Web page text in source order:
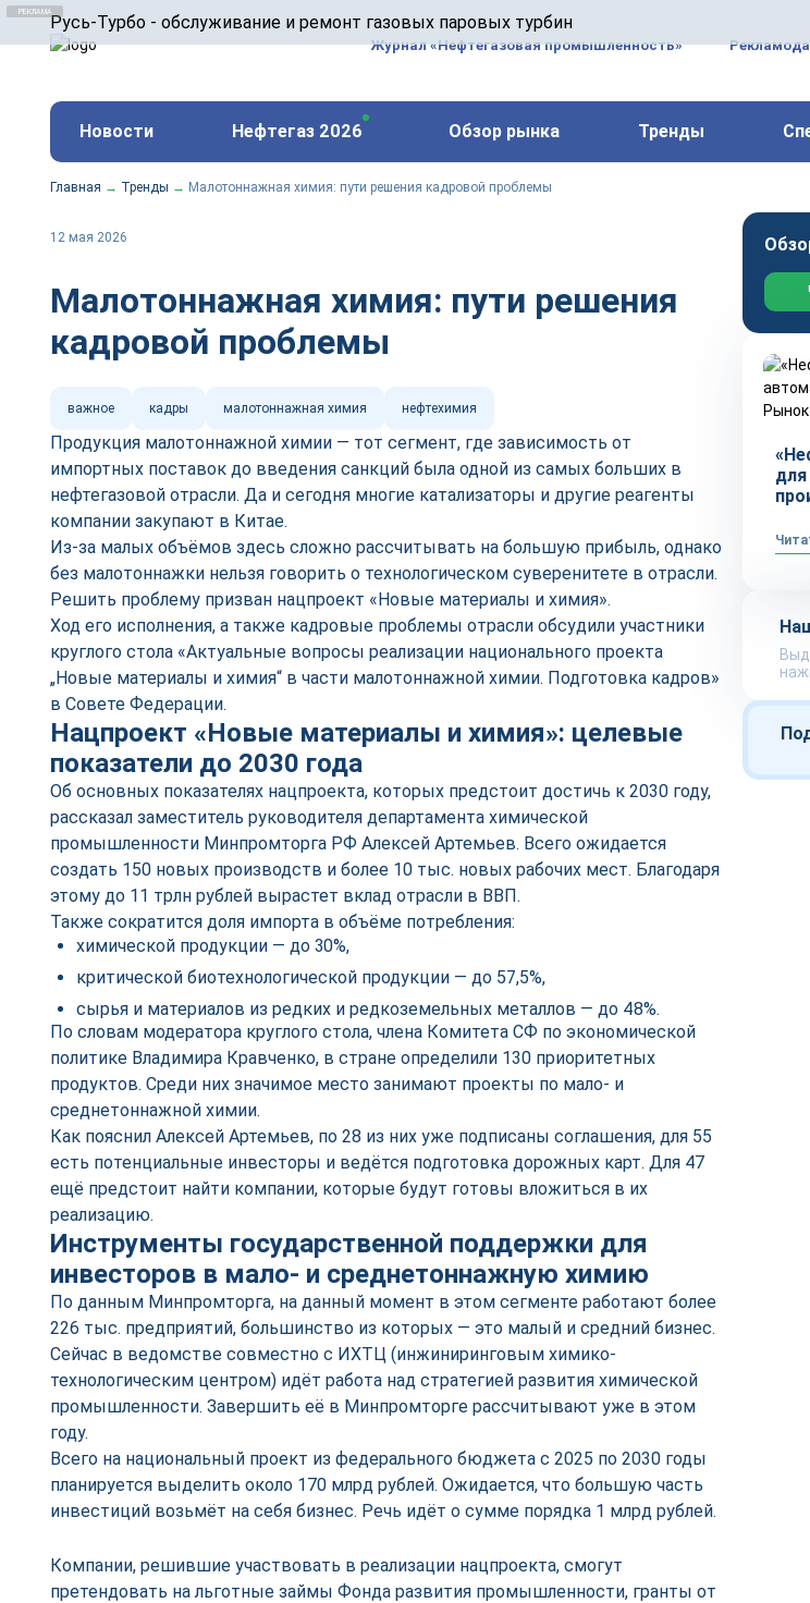
Русь-Турбо - обслуживание и ремонт газовых паровых турбин
ООО «Русь-Турбо» занимается сервисом газовых и паровых турбин, комплексным
оборудования ТЭС, зарубежных поршневых машин и компрессоров, которые работают на
и других предприятиях.
Реклама. ООО «Русь-Турбо», ИНН 7802588950
erid: F7NfYUJCUneVdwPs4znf
Журнал «Нефтегазовая промышленность»
Новости Нефтегаз 2026 Обзор рынка Тренды
Главная → Тренды → Малотоннажная химия: пути решения кадровой проблемы
12 мая 2026
Малотоннажная химия: пути решения
кадровой проблемы
важное кадры малотоннажная химия нефтехимия
Продукция малотоннажной химии — тот сегмент, где зависимость от
импортных поставок до введения санкций была одной из самых больших в
нефтегазовой отрасли. Да и сегодня многие катализаторы и другие реагенты
компании закупают в Китае.
Из-за малых объёмов здесь сложно рассчитывать на большую прибыль, однако
без малотоннажки нельзя говорить о технологическом суверенитете в отрасли.
Решить проблему призван нацпроект «Новые материалы и химия».
Ход его исполнения, а также кадровые проблемы отрасли обсудили участники
круглого стола «Актуальные вопросы реализации национального проекта
„Новые материалы и химия“ в части малотоннажной химии. Подготовка кадров»
в Совете Федерации.
Нацпроект «Новые материалы и химия»: целевые
показатели до 2030 года
Об основных показателях нацпроекта, которых предстоит достичь к 2030 году,
рассказал заместитель руководителя департамента химической
промышленности Минпромторга РФ Алексей Артемьев. Всего ожидается
создать 150 новых производств и более 10 тыс. новых рабочих мест. Благодаря
этому до 11 трлн рублей вырастет вклад отрасли в ВВП.
Также сократится доля импорта в объёме потребления:
химической продукции — до 30%,
критической биотехнологической продукции — до 57,5%,
сырья и материалов из редких и редкоземельных металлов — до 48%.
По словам модератора круглого стола, члена Комитета СФ по экономической
политике Владимира Кравченко, в стране определили 130 приоритетных
продуктов. Среди них значимое место занимают проекты по мало- и
среднетоннажной химии.
Как пояснил Алексей Артемьев, по 28 из них уже подписаны соглашения, для 55
есть потенциальные инвесторы и ведётся подготовка дорожных карт. Для 47
ещё предстоит найти компании, которые будут готовы вложиться в их
реализацию.
Инструменты государственной поддержки для
инвесторов в мало- и среднетоннажную химию
По данным Минпромторга, на данный момент в этом сегменте работают более
226 тыс. предприятий, большинство из которых — это малый и средний бизнес.
Сейчас в ведомстве совместно с ИХТЦ (инжиниринговым химико-
технологическим центром) идёт работа над стратегией развития химической
промышленности. Завершить её в Минпромторге рассчитывают уже в этом
году.
Всего на национальный проект из федерального бюджета с 2025 по 2030 годы
планируется выделить около 170 млрд рублей. Ожидается, что большую часть
инвестиций возьмёт на себя бизнес. Речь идёт о сумме порядка 1 млрд рублей.
Компании, решившие участвовать в реализации нацпроекта, смогут
претендовать на льготные займы Фонда развития промышленности, гранты от
Рынок